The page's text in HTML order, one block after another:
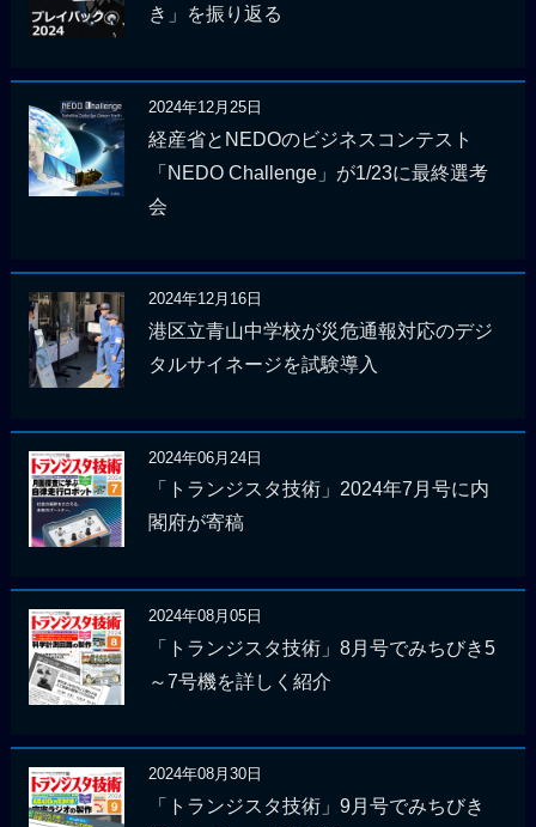
き」を振り返る
2024年12月25日
経産省とNEDOのビジネスコンテスト
「NEDO Challenge」が1/23に最終選考
会
2024年12月16日
港区立青山中学校が災危通報対応のデジ
タルサイネージを試験導入
2024年06月24日
「トランジスタ技術」2024年7月号に内
閣府が寄稿
2024年08月05日
「トランジスタ技術」8月号でみちびき5
～7号機を詳しく紹介
2024年08月30日
「トランジスタ技術」9月号でみちびき